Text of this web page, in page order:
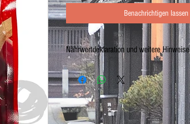
Benachrichtigen lassen
Nährwertdeklaration und weitere Hinweise